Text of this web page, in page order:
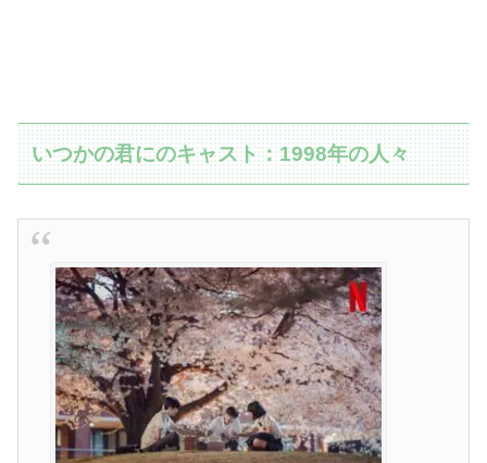
いつかの君にのキャスト：1998年の人々